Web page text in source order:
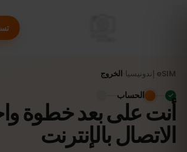
eSIM إندونيسيا الخروج
أنت على بعد خطوة
الاتصال بالإنترنت
الحساب